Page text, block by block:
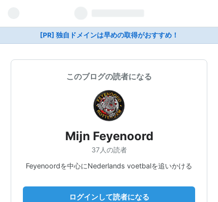
[PR] 独自ドメインは早めの取得がおすすめ！
このブログの読者になる
Mijn Feyenoord
37人の読者
Feyenoordを中心にNederlands voetbalを追いかける
ログインして読者になる